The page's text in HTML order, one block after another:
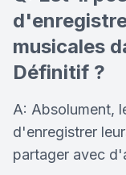
musicales
Définitif ?
A: Absolument,
d'enregistrer
partager avec